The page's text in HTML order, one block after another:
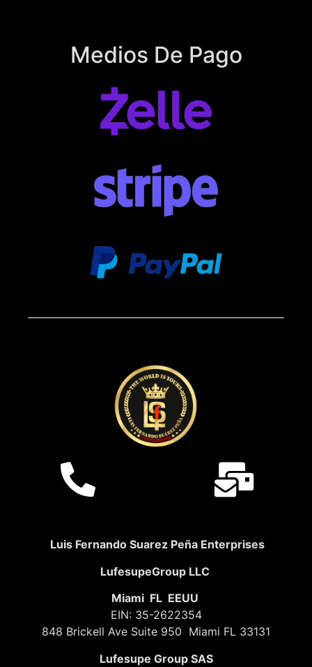
Medios De Pago
Luis Fernando Suarez Peña Enterprises
LufesupeGroup LLC
Miami FL EEUU
EIN: 35-2622354
848 Brickell Ave Suite 950 Miami FL 33131
Lufesupe Group SAS